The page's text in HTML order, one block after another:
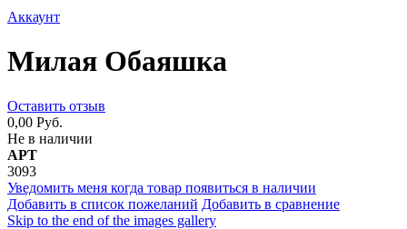
Аккаунт
Милая Обаяшка
Оставить отзыв
0,00 Руб.
Не в наличии
АРТ
3093
Уведомить меня когда товар появиться в наличии
Добавить в список пожеланий Добавить в сравнение
Skip to the end of the images gallery